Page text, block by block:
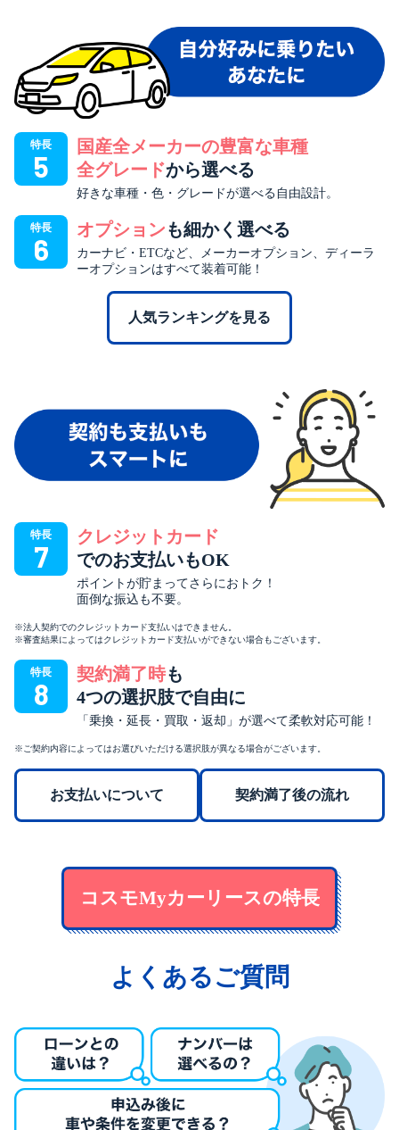
特長
5
国産全メーカーの豊富な車種
全グレードから選べる
好きな車種・色・グレードが選べる自由設計。
特長
6
オプションも細かく選べる
カーナビ・ETCなど、メーカーオプション、ディーラ
ーオプションはすべて装着可能！
人気ランキングを見る
特長
7
クレジットカード
でのお支払いもOK
ポイントが貯まってさらにおトク！
面倒な振込も不要。
※法人契約でのクレジットカード支払いはできません。
※審査結果によってはクレジットカード支払いができない場合もございます。
特長
8
契約満了時も
4つの選択肢で自由に
「乗換・延長・買取・返却」が選べて柔軟対応可能！
※ご契約内容によってはお選びいただける選択肢が異なる場合がございます。
お支払いについて 契約満了後の流れ
コスモMyカーリースの特長
よくあるご質問